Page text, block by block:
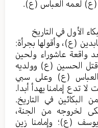
(ع) لعمه العباس (ع).
الأول في التاريخ
(ع)، وأقولها بجرأة:
واقعة عاشوراء ولحين
الحسين (ع) وولديه
العباس (ع) وعلى سبي
تدع إمامنا يهدأ أبدا.
البكائين في التاريخ.
لخروجه من الجنة،
(ع)؛ وإمامنا زين